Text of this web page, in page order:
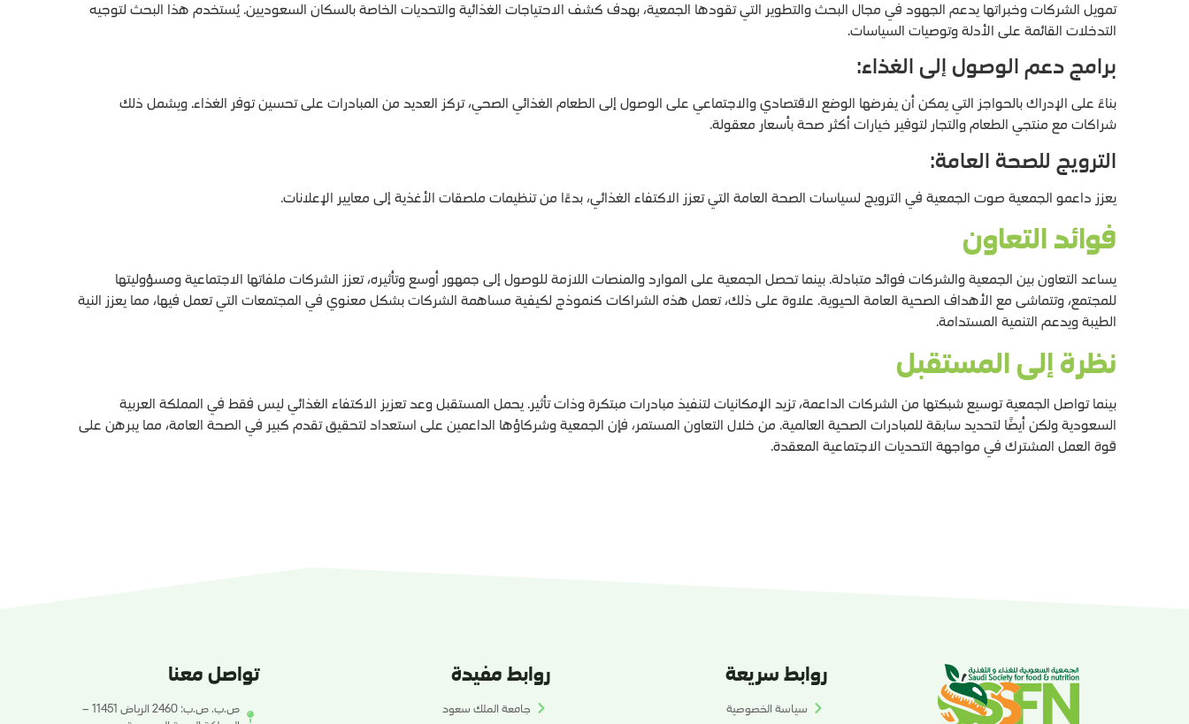
تمويل الشركات وخبراتها يدعم الجهود في مجال البحث والتطوير التي تقودها الجمعية، بهدف كشف الاحتياجات الغذائية والتحديات الخاصة بالسكان السعوديين. يُستخدم هذا البحث لتوجيه
التدخلات القائمة على الأدلة وتوصيات السياسات.
برامج دعم الوصول إلى الغذاء:
بناءً على الإدراك بالحواجز التي يمكن أن يفرضها الوضع الاقتصادي والاجتماعي على الوصول إلى الطعام الغذائي الصحي، تركز العديد من المبادرات على تحسين توفر الغذاء. ويشمل ذلك
شراكات مع منتجي الطعام والتجار لتوفير خيارات أكثر صحة بأسعار معقولة.
الترويج للصحة العامة:
يعزز داعمو الجمعية صوت الجمعية في الترويج لسياسات الصحة العامة التي تعزز الاكتفاء الغذائي، بدءًا من تنظيمات ملصقات الأغذية إلى معايير الإعلانات.
فوائد التعاون
يساعد التعاون بين الجمعية والشركات فوائد متبادلة. بينما تحصل الجمعية على الموارد والمنصات اللازمة للوصول إلى جمهور أوسع وتأثيره، تعزز الشركات ملفاتها الاجتماعية ومسؤوليتها
للمجتمع، وتتماشى مع الأهداف الصحية العامة الحيوية. علاوة على ذلك، تعمل هذه الشراكات كنموذج لكيفية مساهمة الشركات بشكل معنوي في المجتمعات التي تعمل فيها، مما يعزز النية
الطيبة ويدعم التنمية المستدامة.
نظرة إلى المستقبل
بينما تواصل الجمعية توسيع شبكتها من الشركات الداعمة، تزيد الإمكانيات لتنفيذ مبادرات مبتكرة وذات تأثير. يحمل المستقبل وعد تعزيز الاكتفاء الغذائي ليس فقط في المملكة العربية
السعودية ولكن أيضًا لتحديد سابقة للمبادرات الصحية العالمية. من خلال التعاون المستمر، فإن الجمعية وشركاؤها الداعمين على استعداد لتحقيق تقدم كبير في الصحة العامة، مما يبرهن على
قوة العمل المشترك في مواجهة التحديات الاجتماعية المعقدة.
روابط سريعة
سياسة الخصوصية
روابط مفيدة
جامعة الملك سعود
تواصل معنا
ص.ب. ص.ب: 2460 الرياض 11451 –